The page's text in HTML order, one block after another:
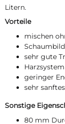
Litern.
Vorteile
mischen
sehr gute
geringer
sehr
Sonstige
80 mm